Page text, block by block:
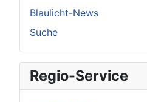
Blaulicht-News
Suche
Regio-Service